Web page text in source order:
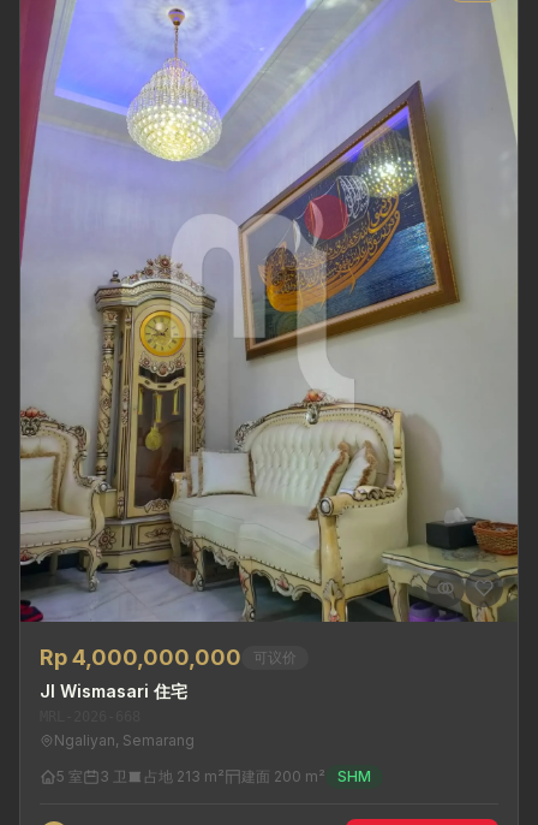
Rp 4,000,000,000 可议价
Jl Wismasari 住宅
Ngaliyan, Semarang
5 室
3 卫 占地 213 m² 建面 200 m² SHM